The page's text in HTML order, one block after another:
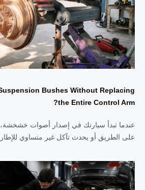
Bushes Without Replacing
the Entire Control Arm?
عندما تبدأ سيارتك في إصدار أصوات خشخشة،
على الطريق أو يحدث تآكل غير متساوي